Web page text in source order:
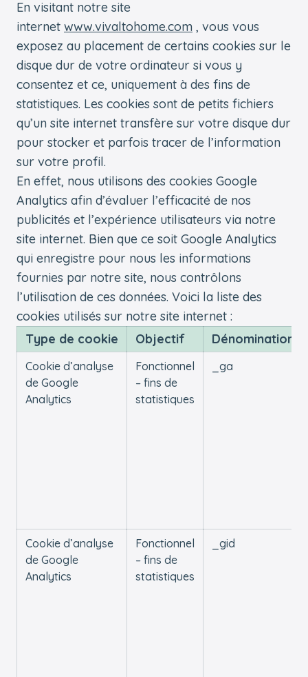
En visitant notre site
internet www.vivaltohome.com , vous vous
exposez au placement de certains cookies sur le
disque dur de votre ordinateur si vous y
consentez et ce, uniquement à des fins de
statistiques. Les cookies sont de petits fichiers
qu’un site internet transfère sur votre disque dur
pour stocker et parfois tracer de l’information
sur votre profil.
En effet, nous utilisons des cookies Google
Analytics afin d’évaluer l’efficacité de nos
publicités et l’expérience utilisateurs via notre
site internet. Bien que ce soit Google Analytics
qui enregistre pour nous les informations
fournies par notre site, nous contrôlons
l’utilisation de ces données. Voici la liste des
cookies utilisés sur notre site internet :
Type de cookie
Objectif Dénomination
Cookie d’analyse
de Google
Analytics
Fonctionnel
– fins de
statistiques
_ga
Cookie d’analyse
de Google
Analytics
Fonctionnel
– fins de
statistiques
_gid